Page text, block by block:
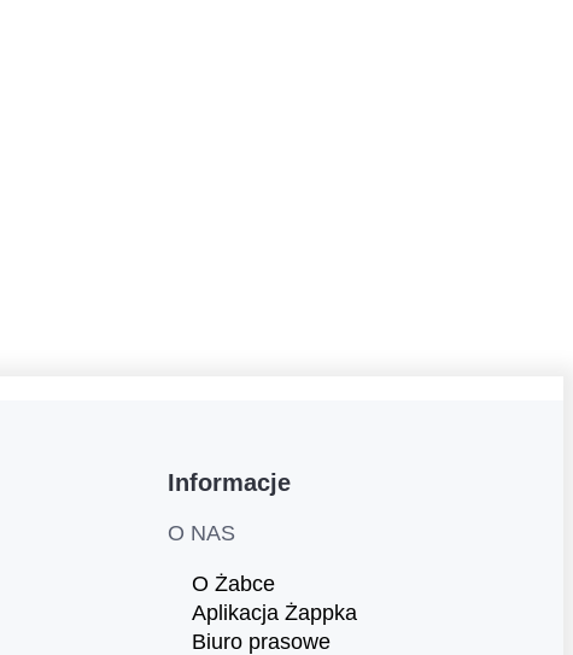
Informacje
O NAS
O Żabce
Aplikacja Żappka
Biuro prasowe